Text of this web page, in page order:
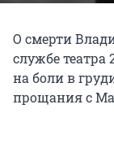
О смерти
службе
на боли в
прощания с